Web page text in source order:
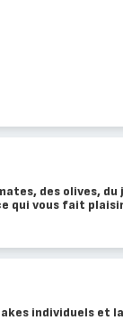
des olives,
qui vous fait
individuels et